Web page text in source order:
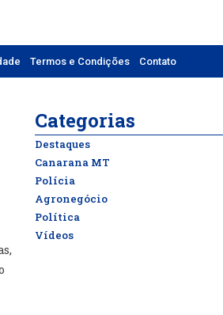
Termos e Condições Contato
Categorias
Destaques
Canarana MT
Polícia
Agronegócio
Política
Vídeos